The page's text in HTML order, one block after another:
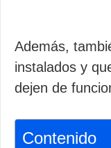
Además,
instalados y
dejen de
Contenido